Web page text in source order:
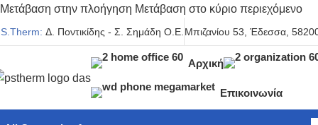
Μετάβαση στην πλοήγηση Μετάβαση στο κύριο περιεχόμενο
Δ. Ποντικίδης - Σ. Σημάδη Ο.Ε. Μπιζανίου 53, Έδεσσα,
Αρχική
Επικοινωνία